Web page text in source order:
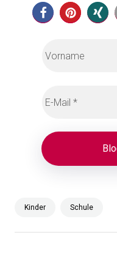
Kinder Schule